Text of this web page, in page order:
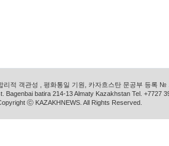
리적 객관성 , 평화통일 기원, 카자흐스탄 문공부 등록
Bagenbai batira 214-13 Almaty Kazakhstan Tel. +7727
ⓒ KAZAKHNEWS. All Rights Reserved.